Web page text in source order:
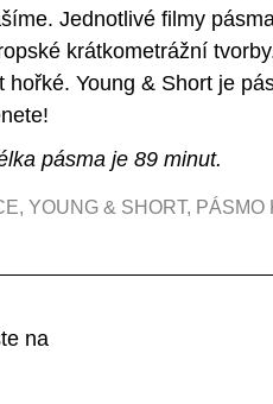
Jednotlivé filmy
krátkometrážní
hořké. Young & Short je
pásma je 89 minut.
, YOUNG & SHORT, PÁSMO
na